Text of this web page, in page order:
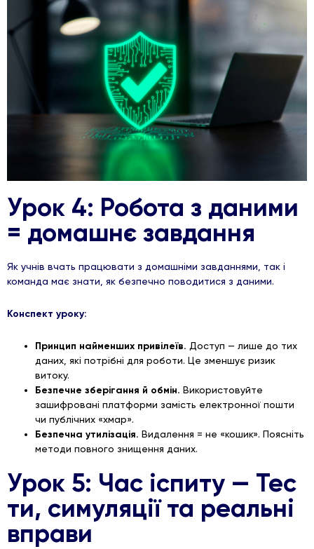
Урок 4: Робота з даними
= домашнє завдання
Як учнів вчать працювати з домашніми завданнями, так і
команда має знати, як безпечно поводитися з даними.
Конспект уроку:
Принцип найменших привілеїв. Доступ — лише до тих
даних, які потрібні для роботи. Це зменшує ризик
витоку.
Безпечне зберігання й обмін. Використовуйте
зашифровані платформи замість електронної пошти
чи публічних «хмар».
Безпечна утилізація. Видалення = не «кошик». Поясніть
методи повного знищення даних.
Урок 5: Час іспиту — Тес
ти, симуляції та реальні
вправи